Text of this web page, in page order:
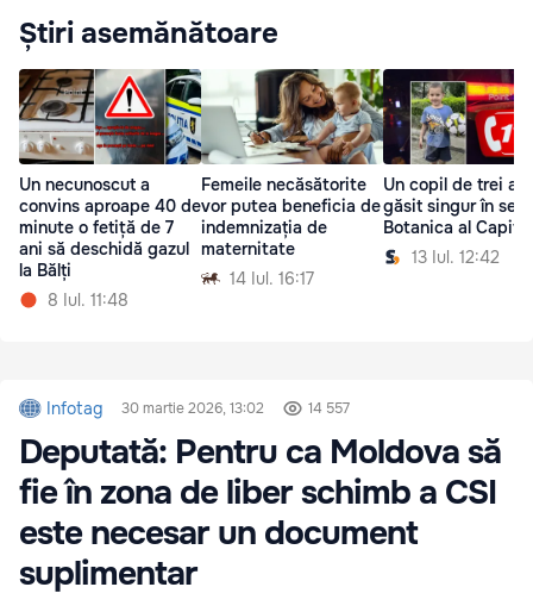
Știri asemănătoare
Un necunoscut a
convins aproape 40 de
minute o fetiță de 7
ani să deschidă gazul
la Bălți
8 Iul. 11:48
Femeile necăsătorite
vor putea beneficia de
indemnizația de
maternitate
14 Iul. 16:17
Un copil de trei
găsit singur în
Botanica al
13 Iul. 12:42
Infotag 30 martie 2026, 13:02 14 557
Deputată: Pentru ca Moldova să
fie în zona de liber schimb a CSI
este necesar un document
suplimentar